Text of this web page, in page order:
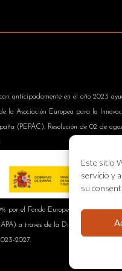
Este sitio
servicio y
su
anticipadamente en el año 2023
la Asociación Europea para la
(PEPAC). Resolución de 02 de
por el Fondo Europeo Agrícola de
a través de la Dirección General
2027.
de Desarrollo Rural, Innovación y